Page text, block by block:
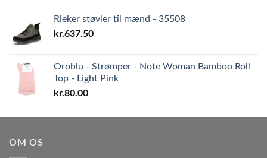
Rieker støvler til mænd - 35508
kr.637.50
Oroblu - Strømper - Note Woman Bamboo Roll
Top - Light Pink
kr.80.00
OM OS